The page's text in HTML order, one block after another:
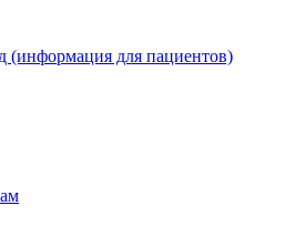
для пациентов)